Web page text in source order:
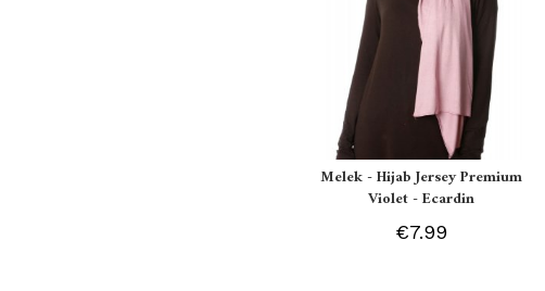
Melek - Hijab Jersey Premium
Violet - Ecardin
€7.99